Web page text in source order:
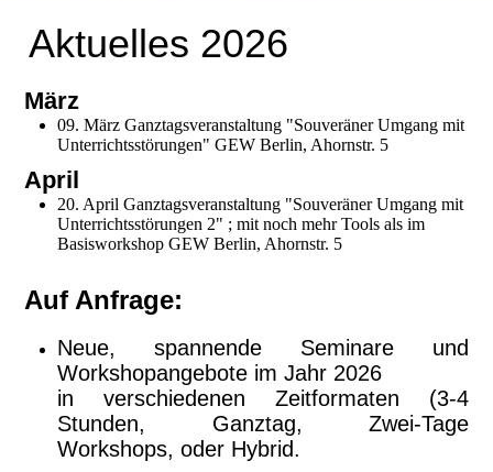
Aktuelles 2026
März
09. März Ganztagsveranstaltung "Souveräner Umgang mit
Unterrichtsstörungen" GEW Berlin, Ahornstr. 5
April
20. April Ganztagsveranstaltung "Souveräner Umgang mit
Unterrichtsstörungen 2" ; mit noch mehr Tools als im
Basisworkshop GEW Berlin, Ahornstr. 5
Auf Anfrage:
Neue, spannende Seminare und
Workshopangebote im Jahr 2026
in verschiedenen Zeitformaten (3-4
Stunden, Ganztag, Zwei-Tage
Workshops, oder Hybrid.